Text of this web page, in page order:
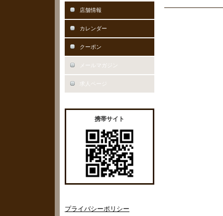
店舗情報
カレンダー
クーポン
メールマガジン
求人ページ
携帯サイト
プライバシーポリシー